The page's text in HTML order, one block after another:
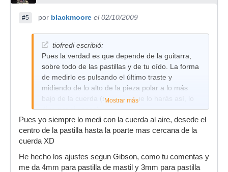
#5 por blackmoore el 02/10/2009
tiofredi escribió:
Pues la verdad es que depende de la guitarra,
sobre todo de las pastillas y de tu oído. La forma
de medirlo es pulsando el último traste y
midiendo de lo alto de la pieza polar a lo más
bajo de la cuerda (supongo que lo harás así, lo
digo por si acaso).
Para Gibson sería, en la 6ª a 6/64 de pulgada
para ambas pastillas, es decir, 2,38 mms.
Para Fender, en la 6ª a 8/64, es decir 3,17 mms,
Mostrar más
Pues yo siempre lo medi con la cuerda al aire, desede el
centro de la pastilla hasta la poarte mas cercana de la
cuerda XD
He hecho los ajustes segun Gibson, como tu comentas y
me da 4mm para pastilla de mastil y 3mm para pastilla